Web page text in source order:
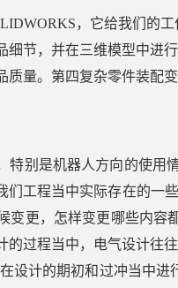
，它给我们的
细节，并在三维模型中进
质量。第四复杂零件装配
特别是机器人方向的使用
们工程当中实际存在的一
变更，怎样变更哪些内
的过程当中，电气设计往
设计的期初和过冲当中